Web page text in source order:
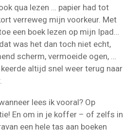
qua lezen … papier had tot
verreweg mijn voorkeur. Met
een boek lezen op mijn Ipad…
was het dan toch niet echt,
scherm, vermoeide ogen, …
keerde altijd snel weer terug naar
lees ik vooral? Op
En om in je koffer – of zelfs in
een hele tas aan boeken